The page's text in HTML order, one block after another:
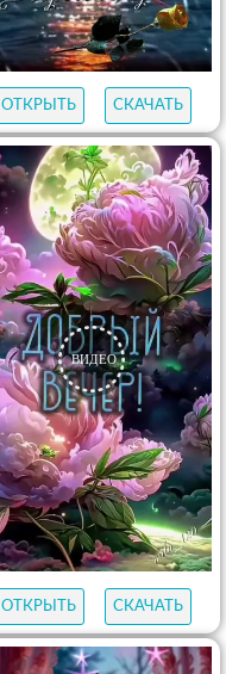
ОТКРЫТЬ СКАЧАТЬ
ОТКРЫТЬ СКАЧАТЬ